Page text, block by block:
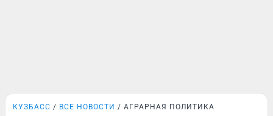
КУЗБАСС ВСЕ НОВОСТИ АГРАРНАЯ ПОЛИТИКА